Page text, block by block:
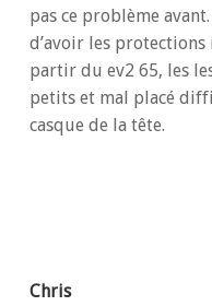
pas ce problème
d’avoir les protections
partir du ev2 65, les
petits et mal placé
casque de la tête.
Chris